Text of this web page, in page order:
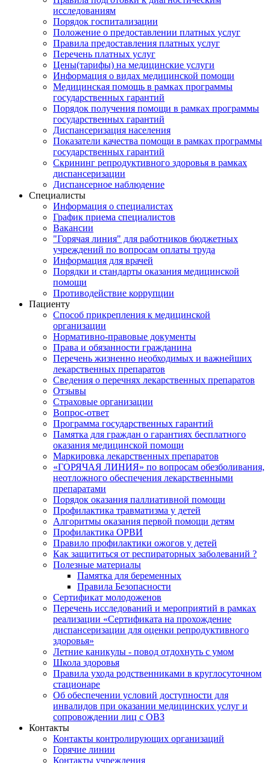
исследованиям
Порядок госпитализации
Положение о предоставлении платных услуг
Правила предоставления платных услуг
Перечень платных услуг
Цены(тарифы) на медицинские услуги
Информация о видах медицинской помощи
Медицинская помощь в рамках программы
государственных гарантий
Порядок получения помощи в рамках программы
государственных гарантий
Диспансеризация населения
Показатели качества помощи в рамках программы
государственных гарантий
Скрининг репродуктивного здоровья в рамках
диспансеризации
Диспансерное наблюдение
Специалисты
Информация о специалистах
График приема специалистов
Вакансии
"Горячая линия" для работников бюджетных
учреждений по вопросам оплаты труда
Информация для врачей
Порядки и стандарты оказания медицинской
помощи
Противодействие коррупции
Пациенту
Способ прикрепления к медицинской
организации
Нормативно-правовые документы
Права и обязанности гражданина
Перечень жизненно необходимых и важнейших
лекарственных препаратов
Сведения о перечнях лекарственных препаратов
Отзывы
Страховые организации
Вопрос-ответ
Программа государственных гарантий
Памятка для граждан о гарантиях бесплатного
оказания медицинской помощи
Маркировка лекарственных препаратов
«ГОРЯЧАЯ ЛИНИЯ» по вопросам обезболивания,
неотложного обеспечения лекарственными
препаратами
Порядок оказания паллиативной помощи
Профилактика травматизма у детей
Алгоритмы оказания первой помощи детям
Профилактика ОРВИ
Правило профилактики ожогов у детей
Как защититься от респираторных заболеваний ?
Полезные материалы
Памятка для беременных
Правила Безопасности
Сертификат молодоженов
Перечень исследований и мероприятий в рамках
реализации «Сертификата на прохождение
диспансеризации для оценки репродуктивного
здоровья»
Летние каникулы - повод отдохнуть с умом
Школа здоровья
Правила ухода родственниками в круглосуточном
стационаре
Об обеспечении условий доступности для
инвалидов при оказании медицинских услуг и
сопровождении лиц с ОВЗ
Контакты
Контакты контролирующих организаций
Горячие линии
Контакты учреждения